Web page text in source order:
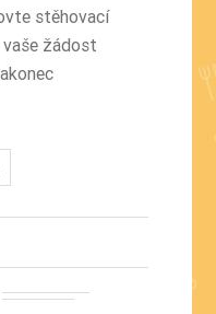
stěhovací
žádost